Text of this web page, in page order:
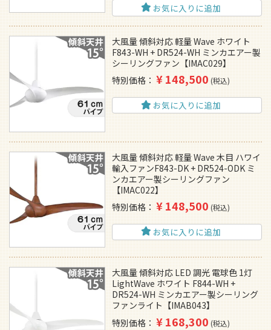
お気に入りに追加
大風量 傾斜対応 軽量 Wave ホワイト
F843-WH + DR524-WH ミンカエアー製
シーリングファン【IMAC029】
特別価格
¥148,500 税込
お気に入りに追加
大風量 傾斜対応 軽量 Wave 木目 ハワイ
輸入ファンF843-DK + DR524-ODK ミ
ンカエアー製シーリングファン
【IMAC022】
特別価格
¥148,500 税込
お気に入りに追加
大風量 傾斜対応 LED 調光 電球色 1灯
LightWave ホワイト F844-WH +
DR524-WH ミンカエアー製シーリング
ファンライト【IMAB043】
特別価格
¥168,300 税込